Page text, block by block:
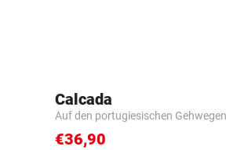
Calcada
Auf den portugiesischen Gehwegen
€36,90